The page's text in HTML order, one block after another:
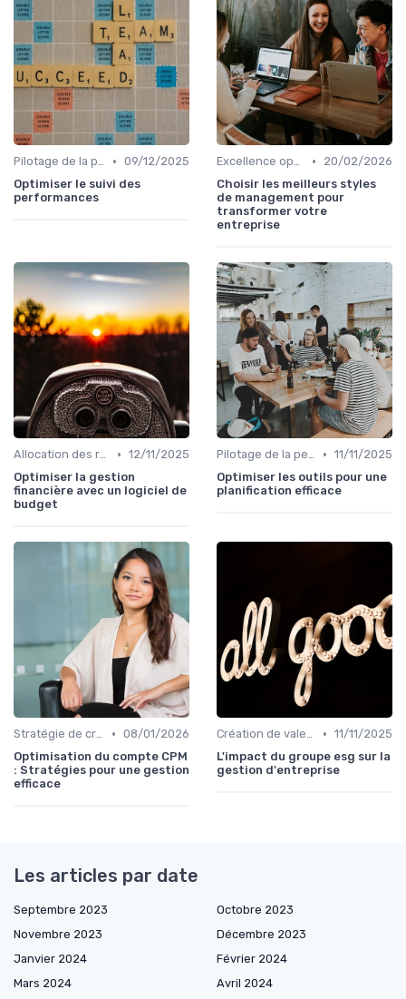
Pilotage de la performance globale • 09/12/2025
Optimiser le suivi des
performances
Excellence opérationnelle •
20/02/2026
Choisir les meilleurs styles
de management pour
transformer votre
entreprise
Allocation des ressources • 12/11/2025
Optimiser la gestion
financière avec un logiciel de
budget
Pilotage de la performance globale • 11/11/2025
Optimiser les outils pour une
planification efficace
Stratégie de croissance • 08/01/2026
Optimisation du compte CPM
: Stratégies pour une gestion
efficace
Création de valeur durable • 11/11/2025
L'impact du groupe esg sur la
gestion d'entreprise
Les articles par date
Septembre 2023
Octobre 2023
Novembre 2023
Décembre 2023
Janvier 2024
Février 2024
Mars 2024
Avril 2024